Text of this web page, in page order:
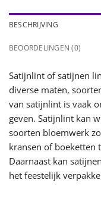
BESCHRIJVING
BEOORDELINGEN (0)
Satijnlint of satijnen
diverse maten,
van satijnlint is vaak
geven. Satijnlint kan
soorten bloemwerk
kransen of boeketten
Daarnaast kan
het feestelijk